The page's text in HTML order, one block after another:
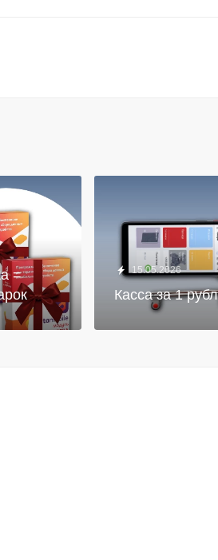
=
15.05.2026
Касса за 1